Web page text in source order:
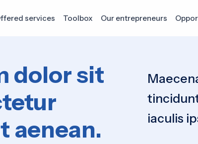
services Toolbox Our entrepreneurs
dolor sit
aenean.
iaculis